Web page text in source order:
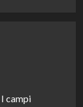
I campi